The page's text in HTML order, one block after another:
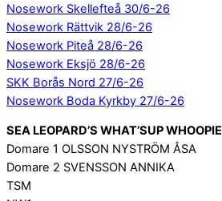
Nosework Skellefteå 30/6-26
Nosework Rättvik 28/6-26
Nosework Piteå 28/6-26
Nosework Eksjö 28/6-26
SKK Borås Nord 27/6-26
Nosework Boda Kyrkby 27/6-26
SEA LEOPARD’S WHAT’SUP WHOOPIE
Domare 1 OLSSON NYSTRÖM ÅSA
Domare 2 SVENSSON ANNIKA
TSM